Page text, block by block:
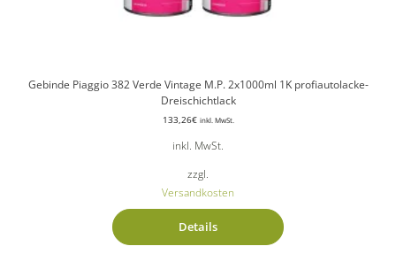
Gebinde Piaggio 382 Verde Vintage M.P. 2x1000ml 1K profiautolacke-
Dreischichtlack
133,26€ inkl. MwSt.
inkl. MwSt.
zzgl.
Versandkosten
Details